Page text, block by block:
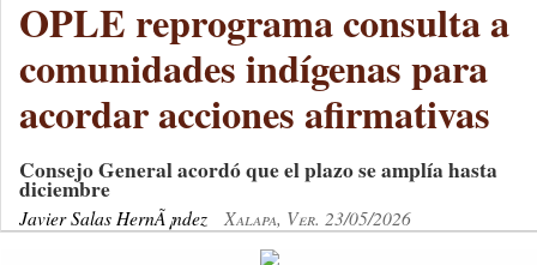
OPLE reprograma consulta a
comunidades indígenas para
acordar acciones afirmativas
Consejo General acordó que el plazo se amplía hasta
diciembre
Javier Salas HernÃ¡ndez Xalapa, Ver. 23/05/2026